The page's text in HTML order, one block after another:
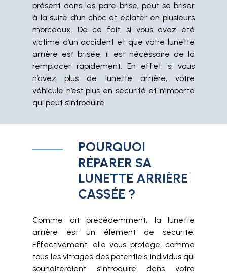
présent dans les pare-brise, peut se briser
à la suite d’un choc et éclater en plusieurs
morceaux. De ce fait, si vous avez été
victime d’un accident et que votre lunette
arrière est brisée, il est nécessaire de la
remplacer rapidement. En effet, si vous
n’avez plus de lunette arrière, votre
véhicule n’est plus en sécurité et n’importe
qui peut s’introduire.
POURQUOI
RÉPARER SA
LUNETTE ARRIÈRE
CASSÉE ?
Comme dit précédemment, la lunette
arrière est un élément de sécurité.
Effectivement, elle vous protège, comme
tous les vitrages des potentiels individus qui
souhaiteraient s’introduire dans votre